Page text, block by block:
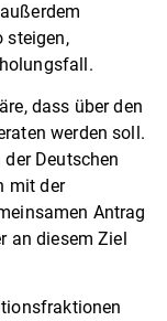
steigen,
dass über den
werden soll.
Deutschen
mit der
Antrag
an diesem Ziel